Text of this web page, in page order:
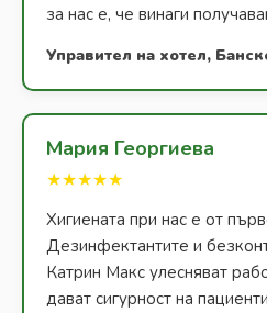
за нас е, че винаги
Управител на хотел,
Мария Георгиева
★★★★★
Хигиената при нас е от
Дезинфектантите и
Катрин Макс улесняват
дават сигурност на